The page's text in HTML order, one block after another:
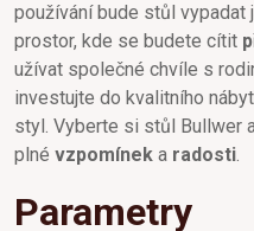
používání bude stůl vypadat
prostor, kde se budete cítit
užívat společné chvíle s
investujte do kvalitního
styl. Vyberte si stůl Bullwer
plné vzpomínek a radosti
Parametry